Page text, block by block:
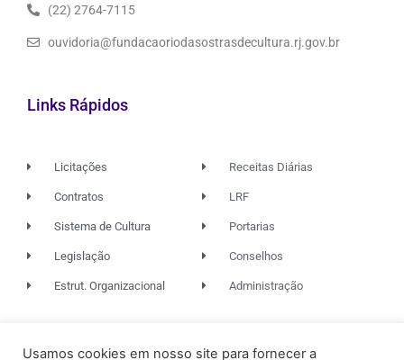
(22) 2764-7115
ouvidoria@fundacaoriodasostrasdecultura.rj.gov.br
Links Rápidos
Licitações
Contratos
Sistema de Cultura
Legislação
Estrut. Organizacional
Receitas Diárias
LRF
Portarias
Conselhos
Administração
© 2026. TODOS OS DIREITOS RESERVADOS.
Usamos cookies em nosso site para fornecer a